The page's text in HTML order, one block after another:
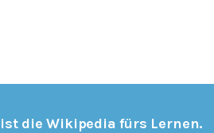
die Wikipedia fürs Lernen.